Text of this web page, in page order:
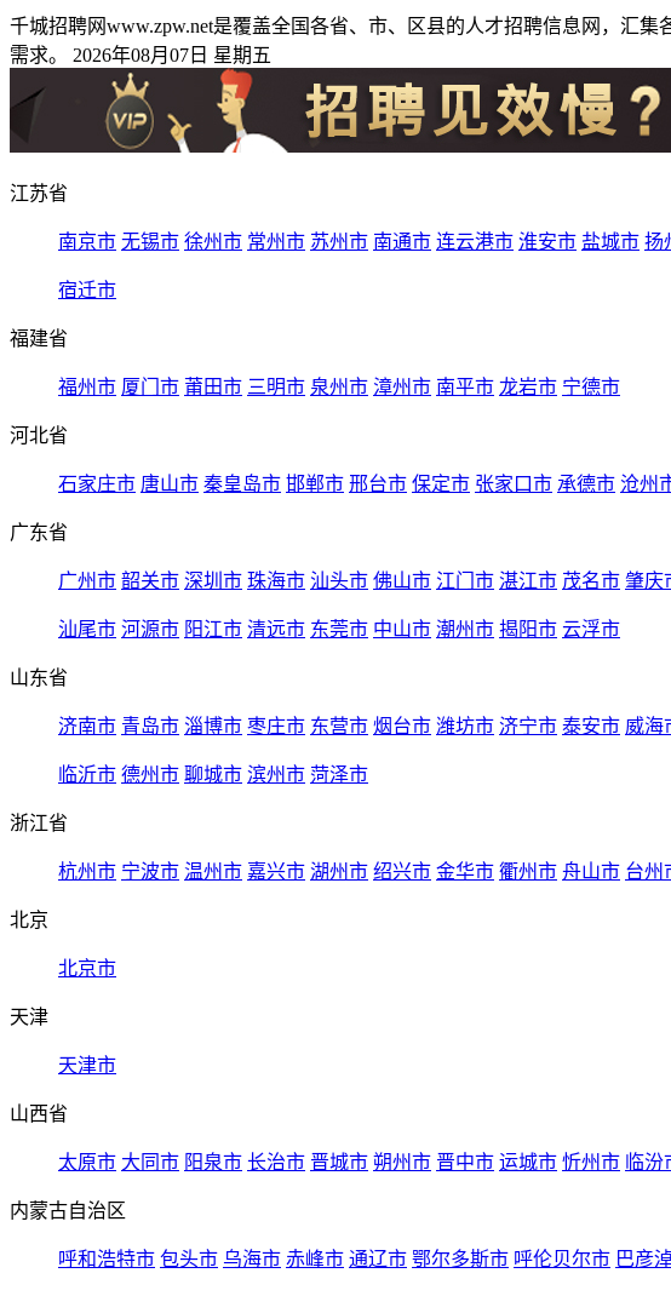
千城招聘网www.zpw.net是覆盖全国各省、市、区县的人才招聘信息网，汇
需求。 2026年08月07日 星期五
江苏省
南京市 无锡市 徐州市 常州市 苏州市 南通市 连云港市 淮安市 盐城市 扬
宿迁市
福建省
福州市 厦门市 莆田市 三明市 泉州市 漳州市 南平市 龙岩市 宁德市
河北省
石家庄市 唐山市 秦皇岛市 邯郸市 邢台市 保定市 张家口市 承德市 沧州
广东省
广州市 韶关市 深圳市 珠海市 汕头市 佛山市 江门市 湛江市 茂名市 肇庆
汕尾市 河源市 阳江市 清远市 东莞市 中山市 潮州市 揭阳市 云浮市
山东省
济南市 青岛市 淄博市 枣庄市 东营市 烟台市 潍坊市 济宁市 泰安市 威海
临沂市 德州市 聊城市 滨州市 菏泽市
浙江省
杭州市 宁波市 温州市 嘉兴市 湖州市 绍兴市 金华市 衢州市 舟山市 台州
北京
北京市
天津
天津市
山西省
太原市 大同市 阳泉市 长治市 晋城市 朔州市 晋中市 运城市 忻州市 临汾
内蒙古自治区
呼和浩特市 包头市 乌海市 赤峰市 通辽市 鄂尔多斯市 呼伦贝尔市 巴彦